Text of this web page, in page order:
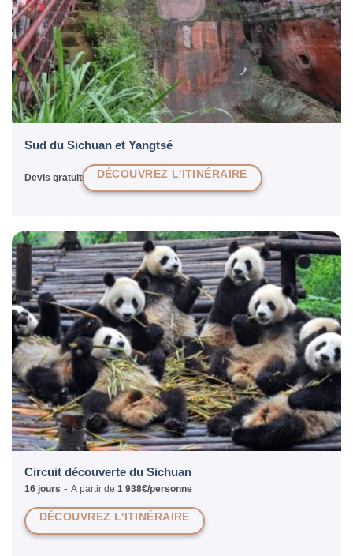
Sud du Sichuan et Yangtsé
Devis gratuit DÉCOUVREZ L'ITINÉRAIRE
Circuit découverte du Sichuan
16 jours - A partir de 1 938€/personne
DÉCOUVREZ L'ITINÉRAIRE